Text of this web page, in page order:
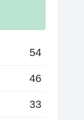
54
46
33